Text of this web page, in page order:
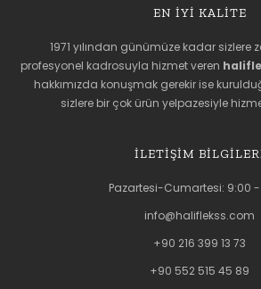
EN İYİ KALİTE
1971 yılından günümüze kadar sizlere
profesyonel kadrosuyla hizmet veren
hakkımızda konuşmak gerekir ise
sizlere bir çok ürün yelpazesiyle
İLETIŞIM
Pazartesi-Cumartesi: 9:00 -
info@haliflekss.com
+90 216 399 13 73
+90 552 515 45 89